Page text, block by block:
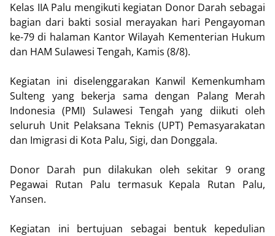
Kelas IIA Palu mengikuti kegiatan Donor Darah sebagai
bagian dari bakti sosial merayakan hari Pengayoman
ke-79 di halaman Kantor Wilayah Kementerian Hukum
dan HAM Sulawesi Tengah, Kamis (8/8).
Kegiatan ini diselenggarakan Kanwil Kemenkumham
Sulteng yang bekerja sama dengan Palang Merah
Indonesia (PMI) Sulawesi Tengah yang diikuti oleh
seluruh Unit Pelaksana Teknis (UPT) Pemasyarakatan
dan Imigrasi di Kota Palu, Sigi, dan Donggala.
Donor Darah pun dilakukan oleh sekitar 9 orang
Pegawai Rutan Palu termasuk Kepala Rutan Palu,
Yansen.
Kegiatan ini bertujuan sebagai bentuk kepedulian